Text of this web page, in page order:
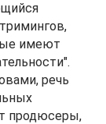
имеют
речь
продюсеры,